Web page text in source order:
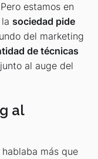
estamos en
sociedad pide
del marketing
de técnicas
al auge del
al
más que